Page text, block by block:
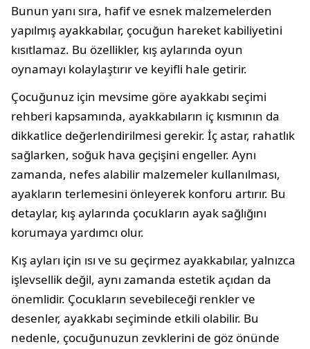
Bunun yanı sıra, hafif ve esnek malzemelerden
yapılmış ayakkabılar, çocuğun hareket kabiliyetini
kısıtlamaz. Bu özellikler, kış aylarında oyun
oynamayı kolaylaştırır ve keyifli hale getirir.
Çocuğunuz için mevsime göre ayakkabı seçimi
rehberi kapsamında, ayakkabıların iç kısmının da
dikkatlice değerlendirilmesi gerekir. İç astar, rahatlık
sağlarken, soğuk hava geçişini engeller. Aynı
zamanda, nefes alabilir malzemeler kullanılması,
ayakların terlemesini önleyerek konforu artırır. Bu
detaylar, kış aylarında çocukların ayak sağlığını
korumaya yardımcı olur.
Kış ayları için ısı ve su geçirmez ayakkabılar, yalnızca
işlevsellik değil, aynı zamanda estetik açıdan da
önemlidir. Çocukların sevebileceği renkler ve
desenler, ayakkabı seçiminde etkili olabilir. Bu
nedenle, çocuğunuzun zevklerini de göz önünde